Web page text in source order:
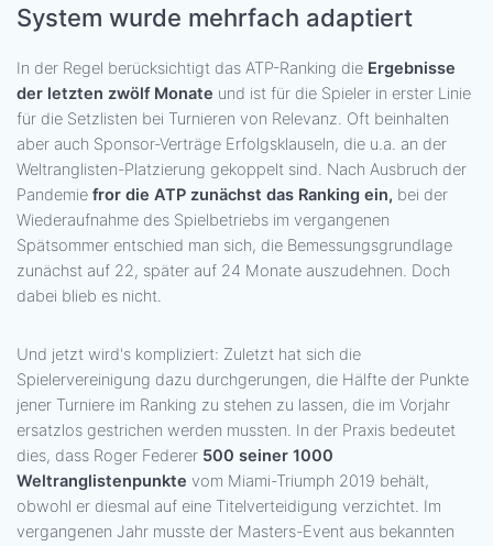
System wurde mehrfach adaptiert
In der Regel berücksichtigt das ATP-Ranking die Ergebnisse
der letzten zwölf Monate und ist für die Spieler in erster Linie
für die Setzlisten bei Turnieren von Relevanz. Oft beinhalten
aber auch Sponsor-Verträge Erfolgsklauseln, die u.a. an der
Weltranglisten-Platzierung gekoppelt sind. Nach Ausbruch der
Pandemie fror die ATP zunächst das Ranking ein, bei der
Wiederaufnahme des Spielbetriebs im vergangenen
Spätsommer entschied man sich, die Bemessungsgrundlage
zunächst auf 22, später auf 24 Monate auszudehnen. Doch
dabei blieb es nicht.
Und jetzt wird's kompliziert: Zuletzt hat sich die
Spielervereinigung dazu durchgerungen, die Hälfte der Punkte
jener Turniere im Ranking zu stehen zu lassen, die im Vorjahr
ersatzlos gestrichen werden mussten. In der Praxis bedeutet
dies, dass Roger Federer 500 seiner 1000
Weltranglistenpunkte vom Miami-Triumph 2019 behält,
obwohl er diesmal auf eine Titelverteidigung verzichtet. Im
vergangenen Jahr musste der Masters-Event aus bekannten